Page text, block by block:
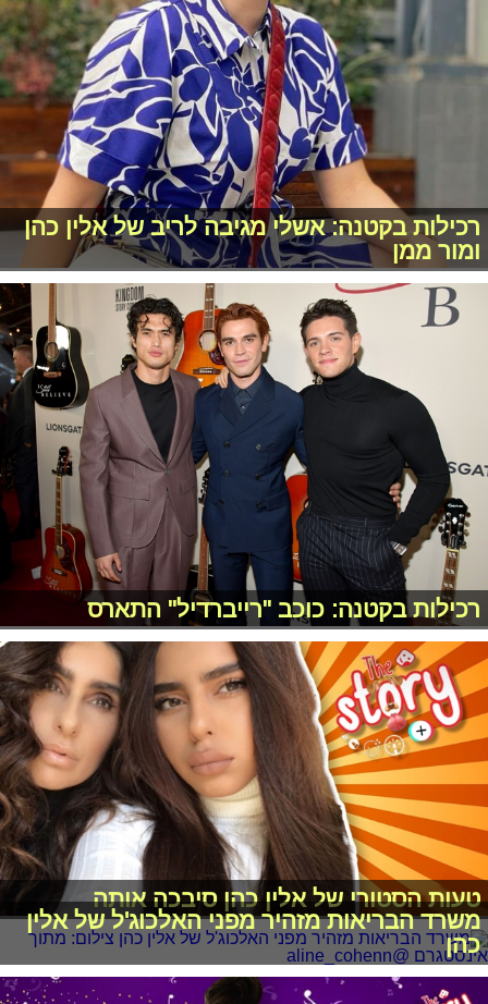
רכילות בקטנה: אשלי מגיבה לריב של אלין כהן
ומור ממן
רכילות בקטנה: כוכב "רייברדיל" התארס
טעות הסטורי של אלין כהן סיבכה אותה
משרד הבריאות מזהיר מפני האלכוג'ל של אלין
כהן